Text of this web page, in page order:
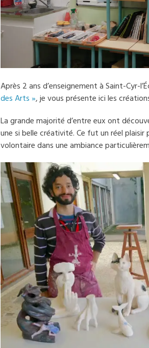
Après 2 ans d’enseignement à Saint-Cyr-
des Arts », je vous présente ici les
La grande majorité d’entre eux ont
une si belle créativité. Ce fut un réel
volontaire dans une ambiance